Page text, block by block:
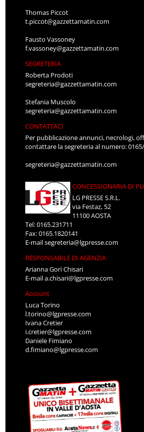
Thomas Piccot
t.piccot@gazzettamatin.com
Fausto Vassoney
f.vassoney@gazzettamatin.com
SEGRETERIA
Roberta Prodoti
segreteria@gazzettamatin.com
Stefania Muscolo
segreteria@gazzettamatin.com
CONTATTACI
Per pubblicazione annunci, necrologi,
contattare la segreteria al numero:
segreteria@gazzettamatin.com
CONCESSIONARIA DI
LG PRESSE S.R.L.
via Festaz, 52
11100 AOSTA
Tel: 0165.231711
Fax: 0165.1820141
E-mailsegreteria@lgpresse.com
RESPONSABILE DI AGENZIA
Arianna Gori Chisari
E-maila.chisari@lgpresse.com
Account
Luca Torino
l.torino@lgpresse.com
Ivana Cretier
i.cretier@lgpresse.com
Daniele Fimiano
d.fimiano@lgpresse.com